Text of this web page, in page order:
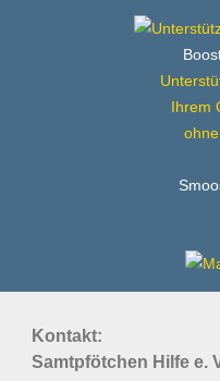
Ihrem
Kontakt:
Samtpfötchen Hilfe e.